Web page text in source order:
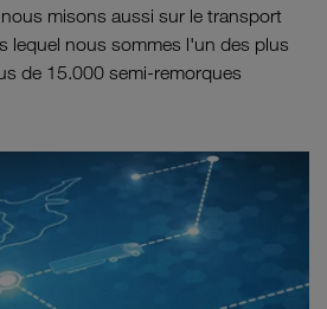
misons aussi sur le transport
lequel nous sommes l'un des plus
de 15.000 semi-remorques